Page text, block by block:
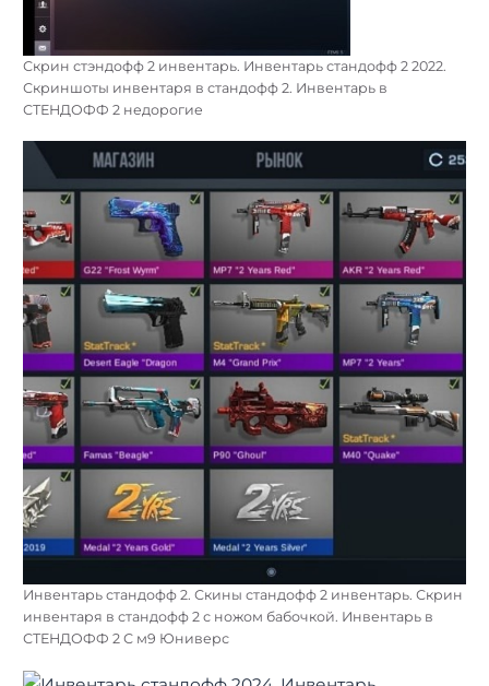
Скрин стэндофф 2 инвентарь. Инвентарь стандофф 2 2022.
Скриншоты инвентаря в стандофф 2. Инвентарь в
СТЕНДОФФ 2 недорогие
Инвентарь стандофф 2. Скины стандофф 2 инвентарь. Скрин
инвентаря в стандофф 2 с ножом бабочкой. Инвентарь в
СТЕНДОФФ 2 С м9 Юниверс